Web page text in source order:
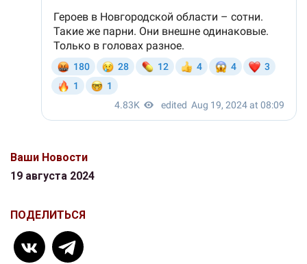
Ваши Новости
19 августа 2024
ПОДЕЛИТЬСЯ